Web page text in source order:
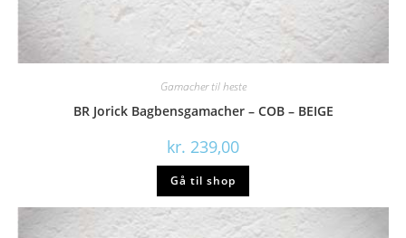
Gamacher til heste
BR Jorick Bagbensgamacher – COB – BEIGE
kr. 239,00
Gå til shop